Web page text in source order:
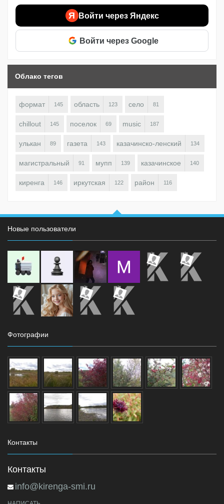
Я Войти через Яндекс
Войти через Google
Облако тегов
формат 145 область 123 село 81
chillout 145 поселок 69 music 187
улькан 89 газета 143 казачинско-ленский 134
магистральный 91 мупп 139 казачинское 140
киренга 146 иркутская 122 район 116
Новые пользователи
Фотографии
Контакты
Контакты
info@kirenga-smi.ru